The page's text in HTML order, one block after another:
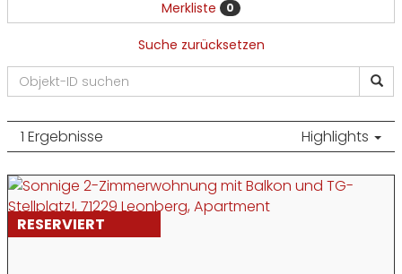
Merkliste 0
Suche zurücksetzen
1 Ergebnisse Highlights
RESERVIERT